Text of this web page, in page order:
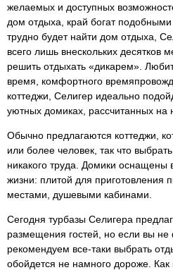
желаемых и доступных
дом отдыха, край богат
трудно будет найти дом отдыха,
всего лишь внескольких десятков
решить отдыхать «дикарем».
время, комфортного
коттеджи, Селигер идеально
уютных домиках, рассчитанных на
Обычно предлагаются коттеджи,
или более человек, так что
никакого труда. Домики
жизни: плитой для
местами, душевыми кабинами.
Сегодня турбазы Селигера
размещения гостей, но если вы не
рекомендуем все-таки выбрать
обойдется не намного дороже.